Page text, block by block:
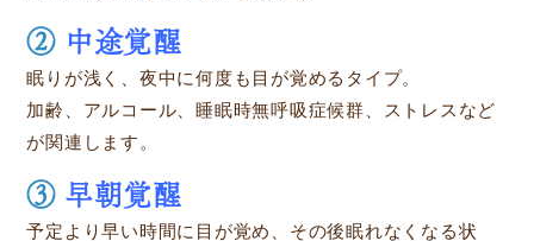
② 中途覚醒
眠りが浅く、夜中に何度も目が覚めるタイプ。
加齢、アルコール、睡眠時無呼吸症候群、ストレスなど
が関連します。
③ 早朝覚醒
予定より早い時間に目が覚め、その後眠れなくなる状